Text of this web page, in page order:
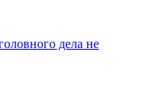
дела не